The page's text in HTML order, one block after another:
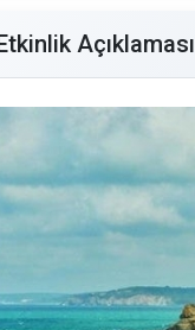
Açıklaması